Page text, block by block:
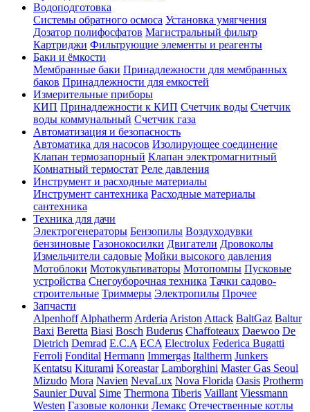
Водоподготовка
Системы обратного осмоса Установка умягчения
Дозатор полифосфатов Магистральный фильтр
Картриджи Фильтрующие элементы и реагенты
Баки и ёмкости
Мембранные баки Принадлежности для мембранных
баков Принадлежности для емкостей
Измерительные приборы
КИП Принадлежности к КИП Счетчик воды Счетчик
воды коммунальный Счетчик газа
Автоматизация и безопасность
Автоматика для насосов Изолирующее соединение
Клапан термозапорный Клапан электромагнитный
Комнатный термостат Реле давления
Инструмент и расходные материалы
Инструмент сантехника Расходные материалы
сантехника
Техника для дачи
Электрогенераторы Бензопилы Воздуходувки
бензиновые Газонокосилки Двигатели Дровоколы
Измельчители садовые Мойки высокого давления
Мотоблоки Мотокультиваторы Мотопомпы Пусковые
устройства Снегоуборочная техника Тачки садово-
строительные Триммеры Электропилы Прочее
Запчасти
Alpenhoff Alphatherm Arderia Ariston Attack BaltGaz Baltur
Baxi Beretta Biasi Bosch Buderus Chaffoteaux Daewoo De
Dietrich Demrad E.C.A ECA Electrolux Federica Bugatti
Ferroli Fondital Hermann Immergas Italtherm Junkers
Kentatsu Kiturami Koreastar Lamborghini Master Gas Seoul
Mizudo Mora Navien NevaLux Nova Florida Oasis Protherm
Saunier Duval Sime Thermona Tiberis Vaillant Viessmann
Westen Газовые колонки Лемакс Отечественные котлы